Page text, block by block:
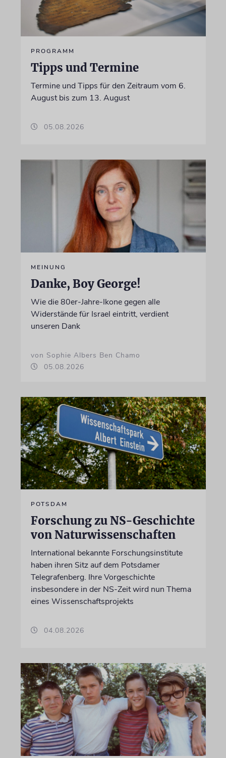
PROGRAMM
Tipps und Termine
Termine und Tipps für den Zeitraum vom 6.
August bis zum 13. August
05.08.2026
MEINUNG
Danke, Boy George!
Wie die 80er-Jahre-Ikone gegen alle
Widerstände für Israel eintritt, verdient
unseren Dank
von Sophie Albers Ben Chamo
05.08.2026
POTSDAM
Forschung zu NS-Geschichte
von Naturwissenschaften
International bekannte Forschungsinstitute
haben ihren Sitz auf dem Potsdamer
Telegrafenberg. Ihre Vorgeschichte
insbesondere in der NS-Zeit wird nun Thema
eines Wissenschaftsprojekts
04.08.2026